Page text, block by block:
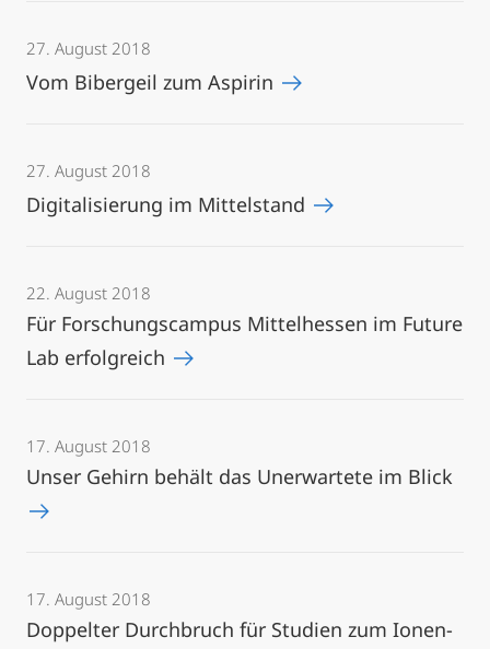
27. August 2018
Vom Bibergeil zum Aspirin
27. August 2018
Digitalisierung im Mittelstand
22. August 2018
Für Forschungscampus Mittelhessen im Future
Lab erfolgreich
17. August 2018
Unser Gehirn behält das Unerwartete im Blick
17. August 2018
Doppelter Durchbruch für Studien zum Ionen-